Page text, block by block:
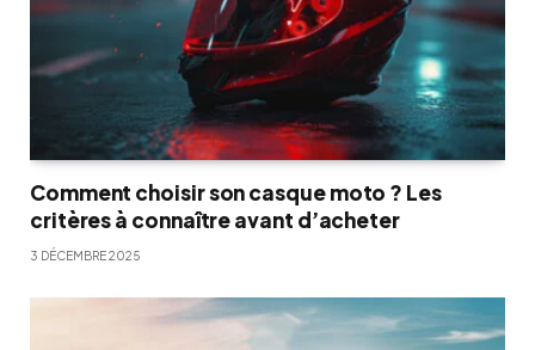
Comment choisir son casque moto ? Les
critères à connaître avant d’acheter
3 DÉCEMBRE 2025